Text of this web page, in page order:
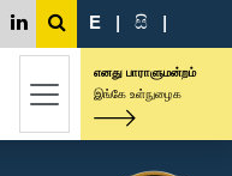
E | සි |
எனது பாராளுமன்றம்
இங்கே உள்நுழைக